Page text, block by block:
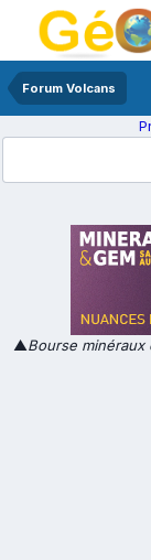
Forum Volcans
▲Bourse minéraux